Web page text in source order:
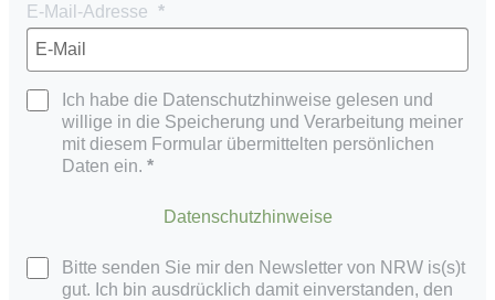
E-Mail-Adresse
Ich habe die Datenschutzhinweise gelesen und
willige in die Speicherung und Verarbeitung meiner
mit diesem Formular übermittelten persönlichen
Daten ein.
Datenschutzhinweise
Bitte senden Sie mir den Newsletter von NRW is(s)t
gut. Ich bin ausdrücklich damit einverstanden, den